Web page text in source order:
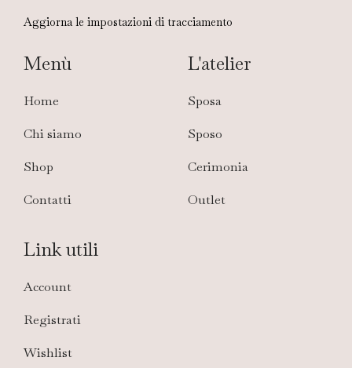
Aggiorna le impostazioni di tracciamento
Menù
Home
Chi siamo
Shop
Contatti
L'atelier
Sposa
Sposo
Cerimonia
Outlet
Link utili
Account
Registrati
Wishlist